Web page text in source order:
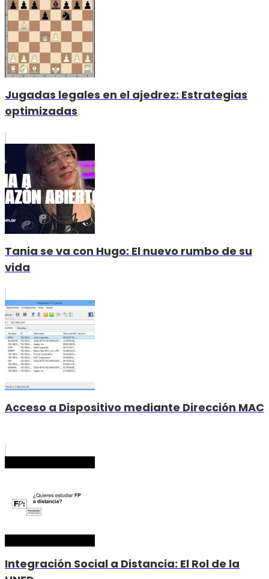
Jugadas legales en el ajedrez: Estrategias
optimizadas
Tania se va con Hugo: El nuevo rumbo de su
vida
Acceso a Dispositivo mediante Dirección MAC
Integración Social a Distancia: El Rol de la